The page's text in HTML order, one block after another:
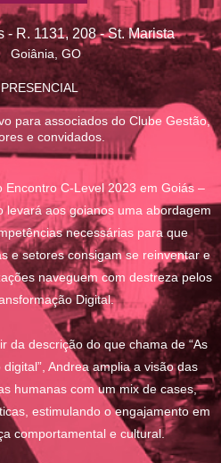
- R. 1131, 208 - St. Marista
Goiânia, GO
para associados do Clube Gestão,
e convidados.
Encontro C-Level 2023 em Goiás –
levará aos goianos uma abordagem
necessárias para que
e setores consigam se reinventar e
naveguem com destreza pelos
Digital.
da descrição do que chama de “As
Andrea amplia a visão das
humanas com um mix de cases,
estimulando o engajamento em
comportamental e cultural.